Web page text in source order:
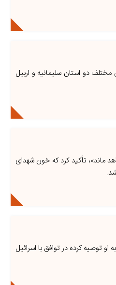
دو استان سلیمانیه و اربیل
ماند»، تأکید کرد که خون شهدای
او توصیه کرده در توافق با اسرائیل